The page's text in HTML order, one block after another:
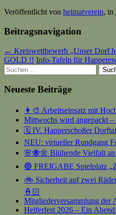
Veröffentlicht von heimatverein, in
Beitragsnavigation
← Kreiswettbewerb „Unser Dorf
GOLD !! Info-Tafeln für
Suchen
nach:
Neueste Beiträge
👩‍🎨 Arbeitseinsatz mit
Mittwochs wird angepackt –
🗓️ IV. Happerschoßer
NEU: virtueller Rundgang
🌸🐝🌼 Blühende Vielfalt
🟢 FREIGABE Spielplatz
🚲 Sicherheit auf zwei
👮🏻
Mitgliederversammlung der
Helferfest 2026 – Ein